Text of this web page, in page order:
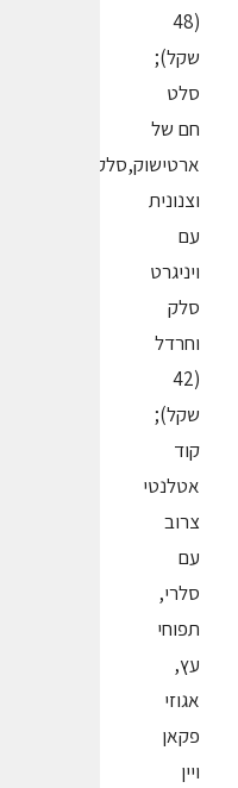
(48
שקל);
סלט
חם של
ארטישוק,סלק
וצנונית
עם
ויניגרט
סלק
וחרדל
(42
שקל);
קוד
אטלנטי
צרוב
עם
סלרי,
תפוחי
עץ,
אגוזי
פקאן
ויין